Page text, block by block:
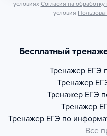
условиях Согласия на
условия
Бесплатный
Тренажер ЕГЭ
Тренажер
Тренажер ЕГЭ
Тренажер
Тренажер ЕГЭ по
Все